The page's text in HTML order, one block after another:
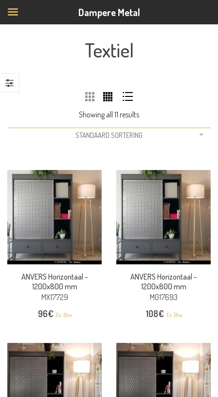
Textiel
Showing all 11 results
STANDAARD SORTERING
ANVERS Horizontaal -
1200x800 mm
MX17729
96€ Ex. Btw
ANVERS Horizontaal -
1200x800 mm
MG17693
108€ Ex. Btw
Dampere Metal